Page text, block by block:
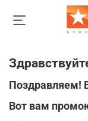
Поздравляем!
Вот вам